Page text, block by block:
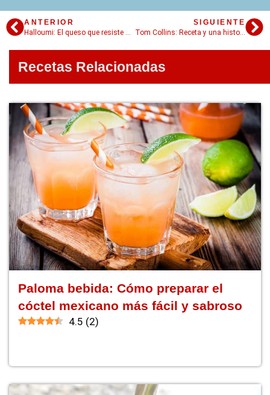
ANTERIOR
SIGUIENTE
Tom Collins: Receta y una historia memorable
Recetas Relacionadas
Paloma bebida: Cómo preparar el
cóctel mexicano más fácil y sabroso
4.5 (2)